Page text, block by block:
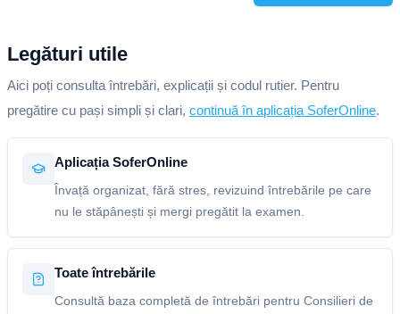
Legături utile
Aici poți consulta întrebări, explicații și codul rutier. Pentru
pregătire cu pași simpli și clari, continuă în aplicația SoferOnline.
Aplicația SoferOnline
Învață organizat, fără stres, revizuind întrebările pe care
nu le stăpânești și mergi pregătit la examen.
Toate întrebările
Consultă baza completă de întrebări pentru Consilieri de